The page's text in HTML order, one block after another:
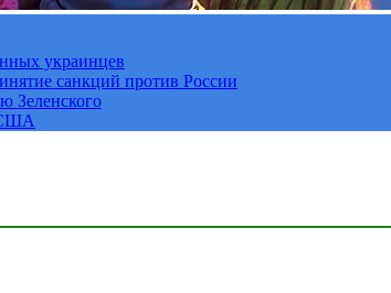
украинцев
санкций против России
Зеленского
США